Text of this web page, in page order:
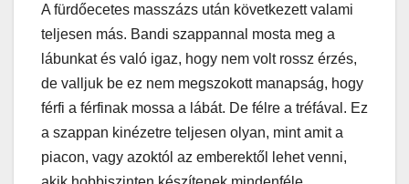
A fürdőecetes masszázs után következett valami
teljesen más. Bandi szappannal mosta meg a
lábunkat és való igaz, hogy nem volt rossz érzés,
de valljuk be ez nem megszokott manapság, hogy
férfi a férfinak mossa a lábát. De félre a tréfával. Ez
a szappan kinézetre teljesen olyan, mint amit a
piacon, vagy azoktól az emberektől lehet venni,